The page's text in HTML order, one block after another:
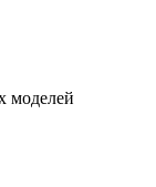
моделей